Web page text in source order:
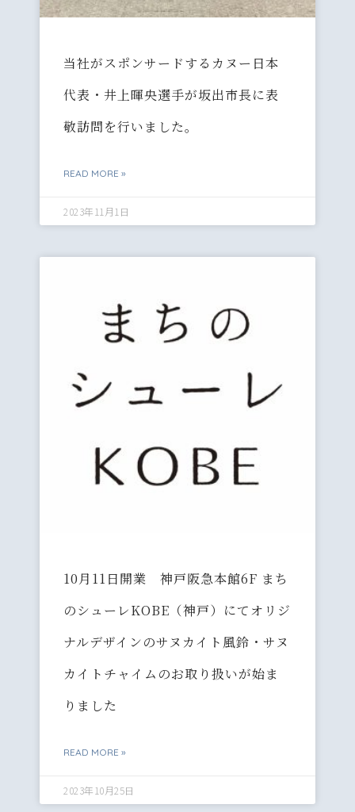
当社がスポンサードするカヌー日本
代表・井上暉央選手が坂出市長に表
敬訪問を行いました。
READ MORE »
2023年11月1日
10月11日開業 神戸阪急本館6F まち
のシューレKOBE（神戸）にてオリジ
ナルデザインのサヌカイト風鈴・サヌ
カイトチャイムのお取り扱いが始ま
りました
READ MORE »
2023年10月25日